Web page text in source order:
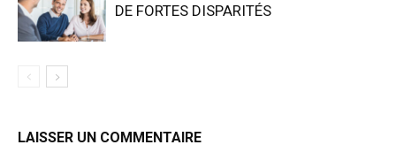
DE FORTES DISPARITÉS
LAISSER UN COMMENTAIRE